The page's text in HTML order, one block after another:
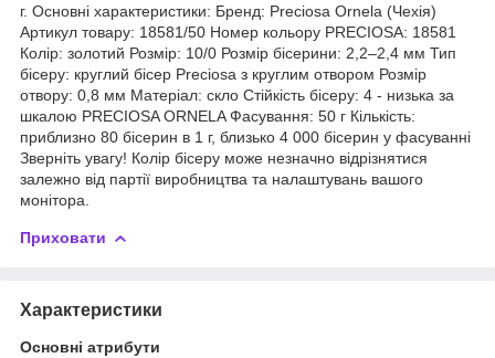
г. Основні характеристики: Бренд: Preciosa Ornela (Чехія)
Артикул товару: 18581/50 Номер кольору PRECIOSA: 18581
Колір: золотий Розмір: 10/0 Розмір бісерини: 2,2–2,4 мм Тип
бісеру: круглий бісер Preciosa з круглим отвором Розмір
отвору: 0,8 мм Матеріал: скло Стійкість бісеру: 4 - низька за
шкалою PRECIOSA ORNELA Фасування: 50 г Кількість:
приблизно 80 бісерин в 1 г, близько 4 000 бісерин у фасуванні
Зверніть увагу! Колір бісеру може незначно відрізнятися
залежно від партії виробництва та налаштувань вашого
монітора.
Приховати
Характеристики
Основні атрибути